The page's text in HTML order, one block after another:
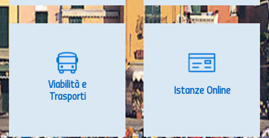
Viabilità e
Trasporti
Istanze Online